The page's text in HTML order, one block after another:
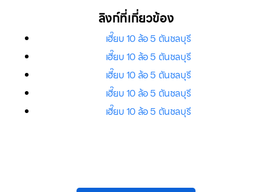
ลิงก์ที่เกี่ยวข้อง
เฮี๊ยบ 10 ล้อ 5 ตันชลบุรี
เฮี๊ยบ 10 ล้อ 5 ตันชลบุรี
เฮี๊ยบ 10 ล้อ 5 ตันชลบุรี
เฮี๊ยบ 10 ล้อ 5 ตันชลบุรี
เฮี๊ยบ 10 ล้อ 5 ตันชลบุรี